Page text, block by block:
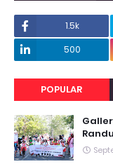
1.5k
500
POPULAR